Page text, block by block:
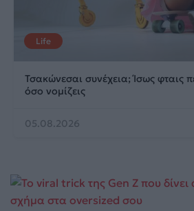
Life
Τσακώνεσαι συνέχεια; Ίσως φταις
όσο νομίζεις
05.08.2026